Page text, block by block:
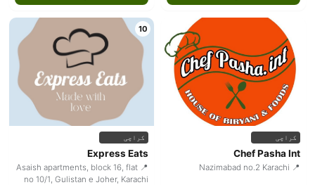
کراچی
Chef Pasha Int
📍 Nazimabad no.2 Karachi
10
کراچی
Express Eats
📍 Asaish apartments, block 16, flat
no 10/1, Gulistan e Joher, Karachi